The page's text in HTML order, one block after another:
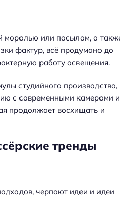
моралью или посылом, а
фактур, всё продумано до
работу освещения.
студийного производства,
с современными камерами и
продолжает восхищать и
тренды
черпают идеи и идеи